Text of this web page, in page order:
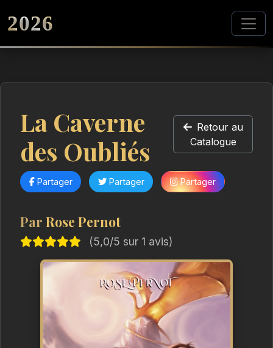
2026
La Caverne
des Oubliés
Retour au
Catalogue
Partager Partager Partager
Par Rose Pernot
(5,0/5 sur 1 avis)